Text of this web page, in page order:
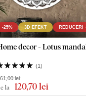
-25% 3D EFEKT REDUCERI
decor - Lotus
(1)
la 120,70 lei
lei